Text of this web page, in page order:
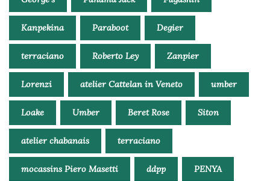
Kanpekina Paraboot Degier
terraciano Roberto Ley Zanpier
Lorenzi atelier Cattelan in Veneto umber
Loake Umber Beret Rose Siton
atelier chabanais terraciano
mocassins Piero Masetti ddpp PENYA